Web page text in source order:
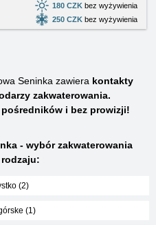
180 CZK bez wyżywienia
250 CZK bez wyżywienia
Seninka zawiera kontakty
zakwaterowania.
pośredników i bez prowizji!
- wybór zakwaterowania
rodzaju:
(2)
(1)